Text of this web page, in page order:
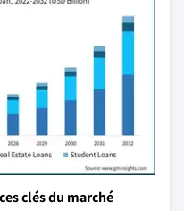
clés du marché